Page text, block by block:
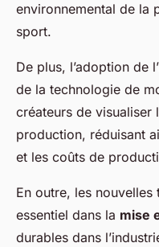
environnemental de la
sport.
De plus, l’adoption de
de la technologie de
créateurs de visualiser
production, réduisant
et les coûts de
En outre, les
essentiel dans la mise
durables dans